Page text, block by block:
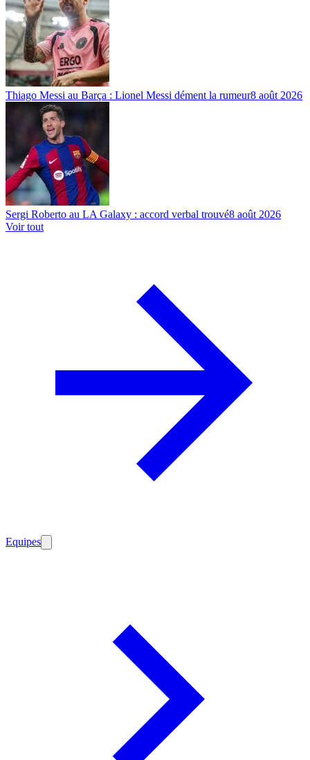
Thiago Messi au Barça : Lionel Messi dément la rumeur8 août 2026
Sergi Roberto au LA Galaxy : accord verbal trouvé8 août 2026
Voir tout
Equipes